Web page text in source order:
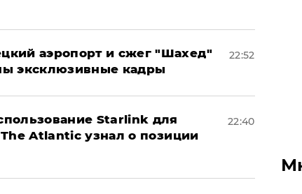
аэропорт и сжег "Шахед"
эксклюзивные кадры
22:52
Starlink для
Atlantic узнал о позиции
22:40